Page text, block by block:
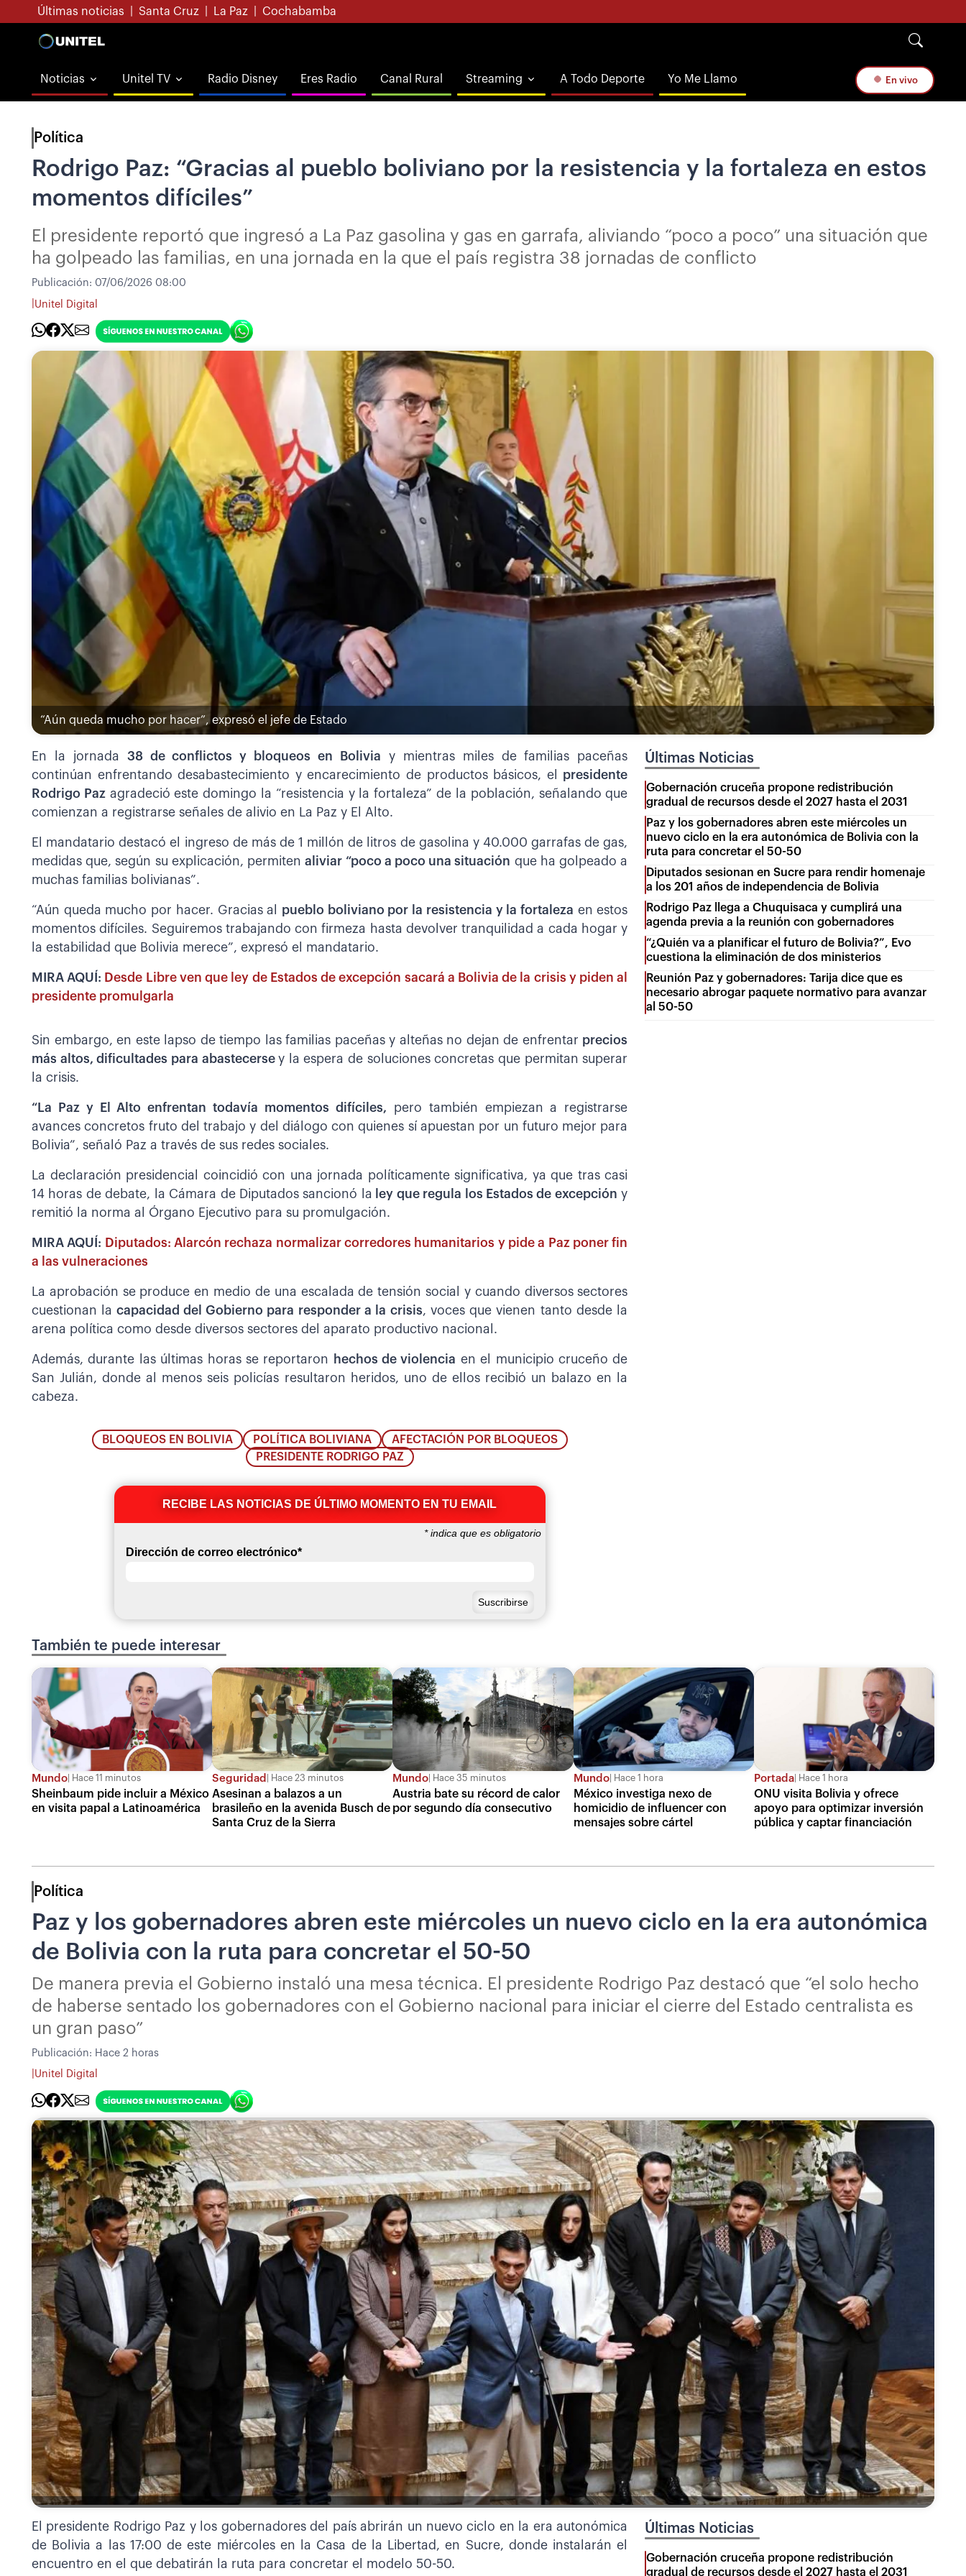
Últimas noticias Santa Cruz La Paz Cochabamba
Noticias Unitel TV Radio Disney Eres Radio Canal Rural Streaming A Todo Deporte Yo Me Llamo En vivo
Política
Rodrigo Paz: “Gracias al pueblo boliviano por la resistencia y la fortaleza en estos
momentos difíciles”
El presidente reportó que ingresó a La Paz gasolina y gas en garrafa, aliviando “poco a poco” una situación que
ha golpeado las familias, en una jornada en la que el país registra 38 jornadas de conflicto
Publicación: 07/06/2026 08:00
Unitel Digital
“Aún queda mucho por hacer”, expresó el jefe de Estado
En la jornada 38 de conflictos y bloqueos en Bolivia y mientras miles de familias paceñas
continúan enfrentando desabastecimiento y encarecimiento de productos básicos, el presidente
Rodrigo Pazagradeció este domingo la “resistencia y la fortaleza” de la población, señalando que
comienzan a registrarse señales de alivio en La Paz y El Alto.
El mandatario destacó el ingreso de más de 1 millón de litros de gasolina y 40.000 garrafas de gas,
medidas que, según su explicación, permitenaliviar “poco a poco una situación que ha golpeado a
muchas familias bolivianas”.
“Aún queda mucho por hacer. Gracias al pueblo boliviano por la resistencia y la fortaleza en estos
momentos difíciles. Seguiremos trabajando con firmeza hasta devolver tranquilidad a cada hogar y
la estabilidad que Bolivia merece”, expresó el mandatario.
MIRA AQUÍ: Desde Libre ven que ley de Estados de excepción sacará a Bolivia de la crisis y piden al
presidente promulgarla
Sin embargo, en este lapso de tiempo las familias paceñas y alteñas no dejan de enfrentar precios
más altos, dificultades para abastecersey la espera de soluciones concretas que permitan superar
la crisis.
“La Paz y El Alto enfrentan todavía momentos difíciles, pero también empiezan a registrarse
avances concretos fruto del trabajo y del diálogo con quienes sí apuestan por un futuro mejor para
Bolivia”, señaló Paz a través de sus redes sociales.
La declaración presidencial coincidió con una jornada políticamente significativa, ya que tras casi
14 horas de debate, la Cámara de Diputados sancionó la
ley que regula los Estados de excepción y
remitió la norma al Órgano Ejecutivo para su promulgación.
MIRA AQUÍ: Diputados: Alarcón rechaza normalizar corredores humanitarios y pide a Paz poner fin
a las vulneraciones
La aprobación se produce en medio de una escalada de tensión social y cuando diversos sectores
cuestionan la capacidad del Gobierno para responder a la crisis, voces que vienen tanto desde la
arena política como desde diversos sectores del aparato productivo nacional.
Además, durante las últimas horas se reportaron hechos de violencia en el municipio cruceño de
San Julián, donde al menos seis policías resultaron heridos, uno de ellos recibió un balazo en la
cabeza.
BLOQUEOS EN BOLIVIA POLÍTICA BOLIVIANA
AFECTACIÓN POR BLOQUEOS
PRESIDENTE RODRIGO PAZ
RECIBE LAS NOTICIAS DE ÚLTIMO MOMENTO EN TU EMAIL
*indica que es obligatorio
Dirección de correo electrónico*
Últimas Noticias
Gobernación cruceña propone redistribución
gradual de recursos desde el 2027 hasta el 2031
Paz y los gobernadores abren este miércoles un
nuevo ciclo en la era autonómica de Bolivia con la
ruta para concretar el 50-50
Diputados sesionan en Sucre para rendir homenaje
a los 201 años de independencia de Bolivia
Rodrigo Paz llega a Chuquisaca y cumplirá una
agenda previa a la reunión con gobernadores
“¿Quién va a planificar el futuro de Bolivia?”, Evo
cuestiona la eliminación de dos ministerios
Reunión Paz y gobernadores: Tarija dice que es
necesario abrogar paquete normativo para avanzar
al 50-50
También te puede interesar
Mundo Hace 11 minutos
Sheinbaum pide incluir a México
en visita papal a Latinoamérica
Seguridad Hace 23 minutos
Asesinan a balazos a un
brasileño en la avenida Busch de
Santa Cruz de la Sierra
Mundo Hace 35 minutos
Austria bate su récord de calor
por segundo día consecutivo
Mundo Hace 1 hora
México investiga nexo de
homicidio de influencer con
mensajes sobre cártel
Portada Hace 1 hora
ONU visita Bolivia y ofrece
apoyo para optimizar inversión
pública y captar financiación
Política
Paz y los gobernadores abren este miércoles un nuevo ciclo en la era autonómica
de Bolivia con la ruta para concretar el 50-50
De manera previa el Gobierno instaló una mesa técnica. El presidente Rodrigo Paz destacó que “el solo hecho
de haberse sentado los gobernadores con el Gobierno nacional para iniciar el cierre del Estado centralista es
un gran paso”
Publicación: Hace 2 horas
Unitel Digital
El presidente Rodrigo Paz y los gobernadores del país abrirán un nuevo ciclo en la era autonómica
de Bolivia a las 17:00 de este miércoles en la Casa de la Libertad, en Sucre, donde instalarán el
encuentro en el que debatirán la ruta para concretar el modelo 50-50.
Últimas Noticias
Gobernación cruceña propone redistribución
gradual de recursos desde el 2027 hasta el 2031